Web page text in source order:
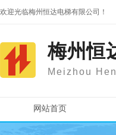
欢迎光临梅州恒达电梯有限公司！
梅州恒
Meizhou
网站首页